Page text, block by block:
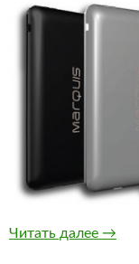
Читать далее →